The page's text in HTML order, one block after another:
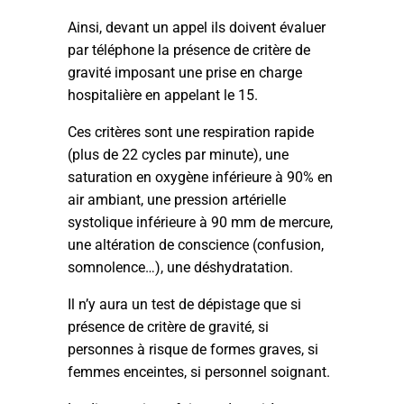
Ainsi, devant un appel ils doivent évaluer
par téléphone la présence de critère de
gravité imposant une prise en charge
hospitalière en appelant le 15.
Ces critères sont une respiration rapide
(plus de 22 cycles par minute), une
saturation en oxygène inférieure à 90% en
air ambiant, une pression artérielle
systolique inférieure à 90 mm de mercure,
une altération de conscience (confusion,
somnolence…), une déshydratation.
Il n’y aura un test de dépistage que si
présence de critère de gravité, si
personnes à risque de formes graves, si
femmes enceintes, si personnel soignant.